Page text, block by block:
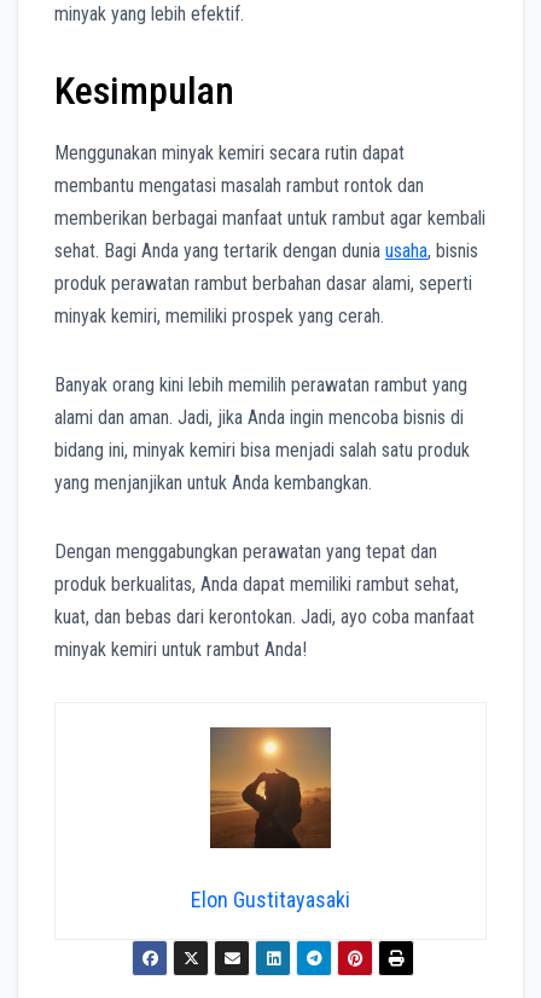
minyak yang lebih efektif.
Kesimpulan
Menggunakan minyak kemiri secara rutin dapat
membantu mengatasi masalah rambut rontok dan
memberikan berbagai manfaat untuk rambut agar kembali
sehat. Bagi Anda yang tertarik dengan dunia usaha, bisnis
produk perawatan rambut berbahan dasar alami, seperti
minyak kemiri, memiliki prospek yang cerah.
Banyak orang kini lebih memilih perawatan rambut yang
alami dan aman. Jadi, jika Anda ingin mencoba bisnis di
bidang ini, minyak kemiri bisa menjadi salah satu produk
yang menjanjikan untuk Anda kembangkan.
Dengan menggabungkan perawatan yang tepat dan
produk berkualitas, Anda dapat memiliki rambut sehat,
kuat, dan bebas dari kerontokan. Jadi, ayo coba manfaat
minyak kemiri untuk rambut Anda!
Elon Gustitayasaki